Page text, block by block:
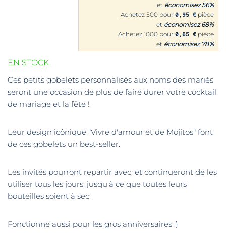
et économisez56%
Achetez 500 pour 0,95 € pièce
et économisez68%
Achetez 1000 pour 0,65 € pièce
et économisez 78%
EN STOCK
Ces petits gobelets personnalisés aux noms des mariés
seront une occasion de plus de faire durer votre cocktail
de mariage et la fête !
Leur design icônique "Vivre d'amour et de Mojitos" font
de ces gobelets un best-seller.
Les invités pourront repartir avec, et continueront de les
utiliser tous les jours, jusqu'à ce que toutes leurs
bouteilles soient à sec.
Fonctionne aussi pour les gros anniversaires :)